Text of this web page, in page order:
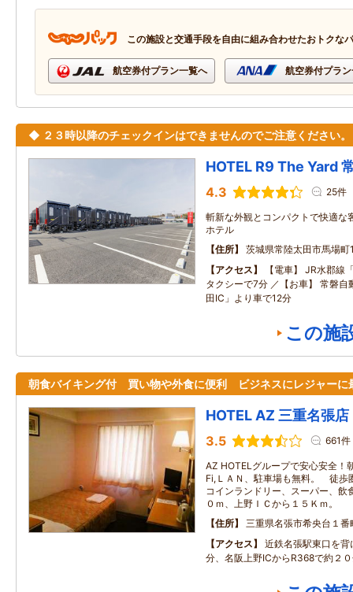
この施設と交通手段を自由に組み合わせたおトクな
航空券付プラン一覧へ 航空券付プラ
◆ ２３時以降のチェックインはできませんのでご注意ください。
HOTEL R9 The Yard
4.3 25件
斬新な外観とコンパクトで快適な
ホテル
住所
茨城県常陸太田市馬場町
アクセス
【電車】 JR水郡線
タクシーで7分 ／【お車】 常磐自
田IC」より車で12分
この施
朝食バイキング付 買い物や外食に便利 ビジネスにレジャーに
HOTEL AZ 三重名張店
3.5 661件
AZ HOTELグループで安心安全！
Fi,ＬＡＮ、駐車場も無料。 徒歩
コインランドリー、スーパー、飲
０ｍ、上野ＩＣから１５Ｋｍ。
住所
三重県名張市希央台１番
アクセス
近鉄名張駅東口を
分、名阪上野ICからR368で約２